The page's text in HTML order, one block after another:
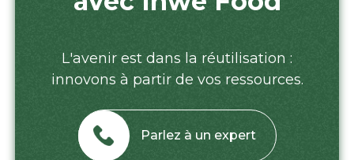
L'avenir est dans la réutilisation :
innovons à partir de vos ressources.
Parlez à un expert